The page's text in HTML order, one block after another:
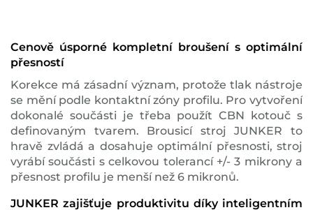
Cenově úsporné kompletní broušení s optimální
přesností
Korekce má zásadní význam, protože tlak nástroje
se mění podle kontaktní zóny profilu. Pro vytvoření
dokonalé součásti je třeba použít CBN kotouč s
definovaným tvarem. Brousicí stroj JUNKER to
hravě zvládá a dosahuje optimální přesnosti, stroj
vyrábí součásti s celkovou tolerancí +/- 3 mikrony a
přesnost profilu je menší než 6 mikronů.
JUNKER zajišťuje produktivitu díky inteligentním